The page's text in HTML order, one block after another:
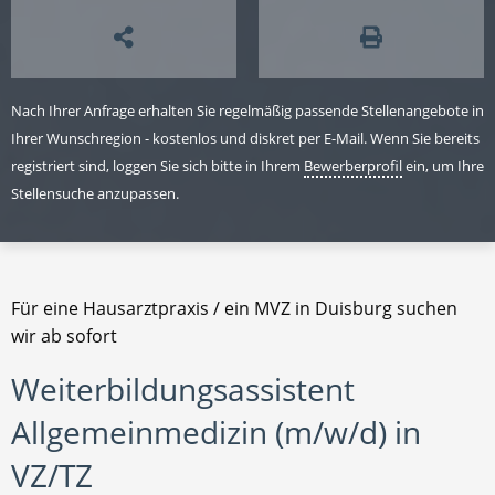
Nach Ihrer Anfrage erhalten Sie regelmäßig passende Stellenangebote in
Ihrer Wunschregion - kostenlos und diskret per E-Mail. Wenn Sie bereits
registriert sind, loggen Sie sich bitte in Ihrem Bewerberprofilein, um Ihre
Stellensuche anzupassen.
Für eine Hausarztpraxis / ein MVZ in Duisburg suchen
wir ab sofort
Weiterbildungsassistent
Allgemeinmedizin (m/w/d) in
VZ/TZ